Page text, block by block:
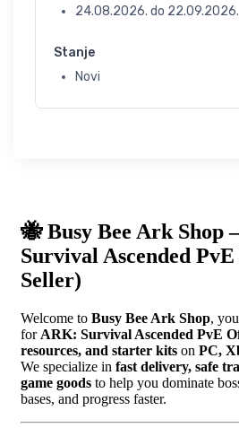
24.08.2026. do 22.09.2026.
Stanje
Novi